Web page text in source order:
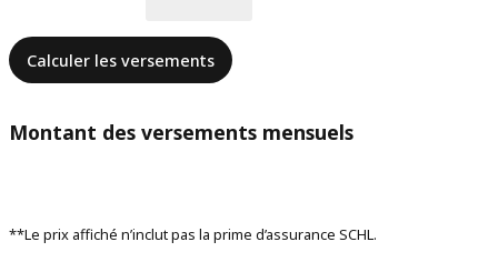
Calculer les versements
Montant des versements mensuels
**Le prix affiché n’inclut pas la prime d’assurance SCHL.